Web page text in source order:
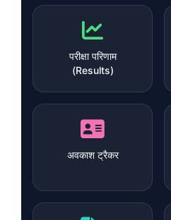
परीक्षा परिणाम
(Results)
अवकाश ट्रैकर